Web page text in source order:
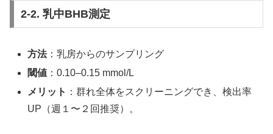
2-2. 乳中BHB測定
方法：乳房からのサンプリング
閾値 ：0.10–0.15 mmol/L
メリット ：群れ全体をスクリーニングでき、検出率
UP（週１〜２回推奨）。